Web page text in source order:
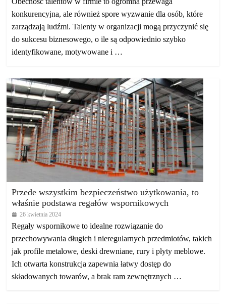
konkurencyjna, ale również spore wyzwanie dla osób, które
zarządzają ludźmi. Talenty w organizacji mogą przyczynić się
do sukcesu biznesowego, o ile są odpowiednio szybko
identyfikowane, motywowane i …
Przede wszystkim bezpieczeństwo użytkowania, to
właśnie podstawa regałów wspornikowych
26 kwietnia 2024
Regały wspornikowe to idealne rozwiązanie do
przechowywania długich i nieregularnych przedmiotów, takich
jak profile metalowe, deski drewniane, rury i płyty meblowe.
Ich otwarta konstrukcja zapewnia łatwy dostęp do
składowanych towarów, a brak ram zewnętrznych …